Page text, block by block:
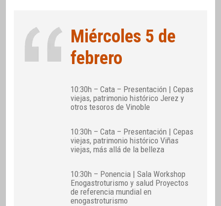
Miércoles 5 de
febrero
10:30h – Cata – Presentación | Cepas
viejas, patrimonio histórico Jerez y
otros tesoros de Vinoble
10:30h – Cata – Presentación | Cepas
viejas, patrimonio histórico Viñas
viejas, más allá de la belleza
10:30h – Ponencia | Sala Workshop
Enogastroturismo y salud Proyectos
de referencia mundial en
enogastroturismo